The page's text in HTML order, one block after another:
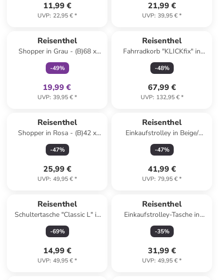
11,99 €
UVP: 22,95 €*
21,99 €
UVP: 39,95 €*
Reisenthel
Shopper in Grau - (B)68 x
(H)45,5 x (T)20 cm
-49%
19,99 €
UVP: 39,95 €*
Reisenthel
Fahrradkorb "KLICKfix" in
Blau - (B)45 x (H)40 x (T)40
cm
-48%
67,99 €
UVP: 132,95 €*
Reisenthel
Shopper in Rosa - (B)42 x
(H)35 x (T)17 cm
-47%
25,99 €
UVP: 49,95 €*
Reisenthel
Einkaufstrolley in Beige/
Schwarz - (B)43 x (H)53 x
(T)21 cm
-47%
41,99 €
UVP: 79,95 €*
Reisenthel
Schultertasche "Classic L" in
Grau - (B)39 x (H)28 x (T)16
cm
-69%
14,99 €
UVP: 49,95 €*
Reisenthel
Einkaufstrolley-Tasche in
Beige/ Schwarz - (B)34 x
(H)60 x (T)24 cm
-35%
31,99 €
UVP: 49,95 €*